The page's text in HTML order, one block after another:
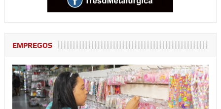
EMPREGOS